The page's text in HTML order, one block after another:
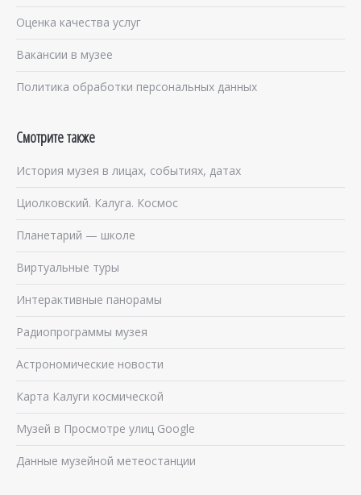
Оценка качества услуг
Вакансии в музее
Политика обработки персональных данных
Смотрите также
История музея в лицах, событиях, датах
Циолковский. Калуга. Космос
Планетарий — школе
Виртуальные туры
Интерактивные панорамы
Радиопрограммы музея
Астрономические новости
Карта Калуги космической
Музей в Просмотре улиц Google
Данные музейной метеостанции